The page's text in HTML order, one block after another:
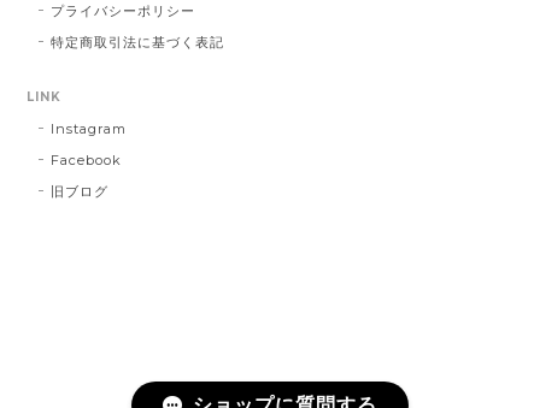
プライバシーポリシー
特定商取引法に基づく表記
LINK
Instagram
Facebook
旧ブログ